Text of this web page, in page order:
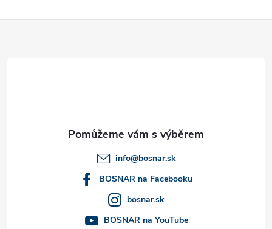
s
info@bosnar.sk
BOSNAR na Facebooku
bosnar.sk
BOSNAR na YouTube